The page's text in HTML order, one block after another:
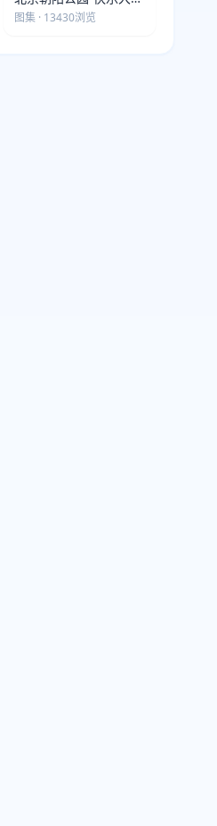
营”建党105周年庆祝活
图集 · 13430浏览